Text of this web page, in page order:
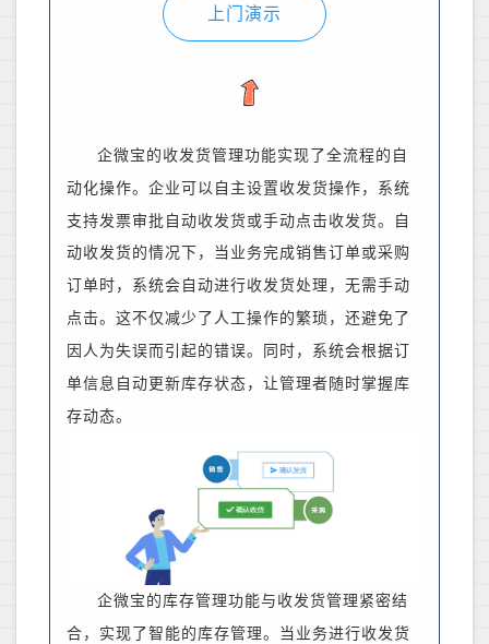
上门演示
企微宝的收发货管理功能实现了全流程的自
动化操作。 企业可以自主设置收发货操作，系统
支持发票审批自动收发货或手动点击收发货。自
动收发货的情况下，
当 业务完成销售订单或采购
订单时，系统会自动进行收发货处理，无需手动
点击。这不仅减少了人工操作的繁琐，还避免了
因人为失误而引起的错误。同时，系统会根据订
单信息自动更新库存状态，让管理者 随时掌握库
存动态。
企微宝的库存管理功能与收发货管理紧密结
合，实现了智能的库存管理。当 业务进行收发货